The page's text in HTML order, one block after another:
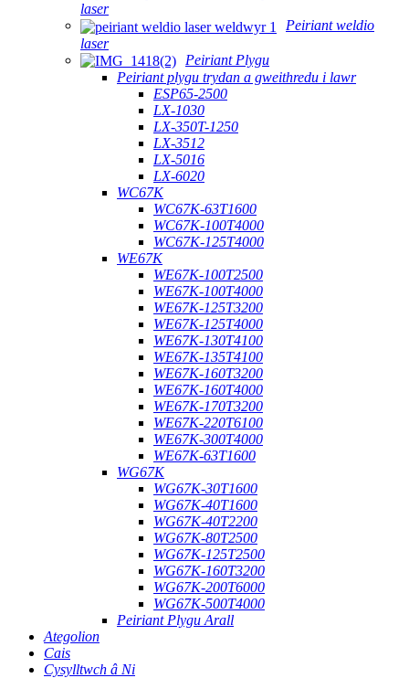
laser
Peiriant weldio
laser
Peiriant Plygu
Peiriant plygu trydan a gweithredu i lawr
ESP65-2500
LX-1030
LX-350T-1250
LX-3512
LX-5016
LX-6020
WC67K
WC67K-63T1600
WC67K-100T4000
WC67K-125T4000
WE67K
WE67K-100T2500
WE67K-100T4000
WE67K-125T3200
WE67K-125T4000
WE67K-130T4100
WE67K-135T4100
WE67K-160T3200
WE67K-160T4000
WE67K-170T3200
WE67K-220T6100
WE67K-300T4000
WE67K-63T1600
WG67K
WG67K-30T1600
WG67K-40T1600
WG67K-40T2200
WG67K-80T2500
WG67K-125T2500
WG67K-160T3200
WG67K-200T6000
WG67K-500T4000
Peiriant Plygu Arall
Ategolion
Cais
Cysylltwch â Ni